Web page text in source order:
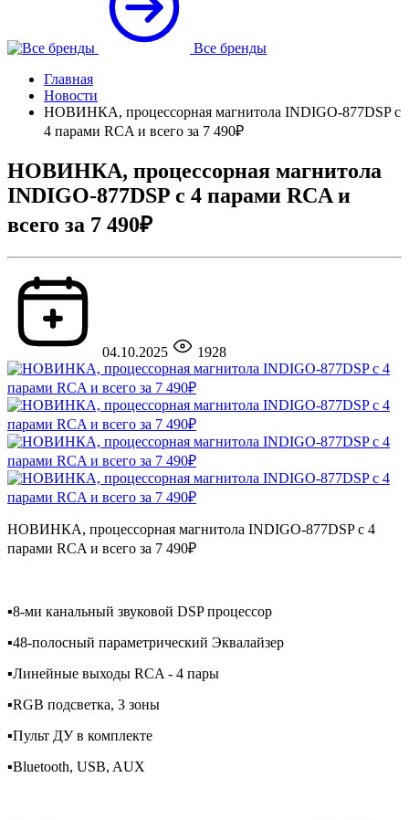
Все бренды
Главная
Новости
НОВИНКА, процессорная магнитола INDIGO-877DSP с
4 парами RCA и всего за 7 490₽
НОВИНКА, процессорная магнитола
INDIGO-877DSP с 4 парами RCA и
всего за 7 490₽
04.10.2025 1928
НОВИНКА, процессорная магнитола INDIGO-877DSP с 4
парами RCA и всего за 7 490₽
▪️8-ми канальный звуковой DSP процессор
▪️48-полосный параметрический Эквалайзер
▪️Линейные выходы RCA - 4 пары
▪️RGB подсветка, 3 зоны
▪️Пульт ДУ в комплекте
▪️Bluetooth, USB, AUX